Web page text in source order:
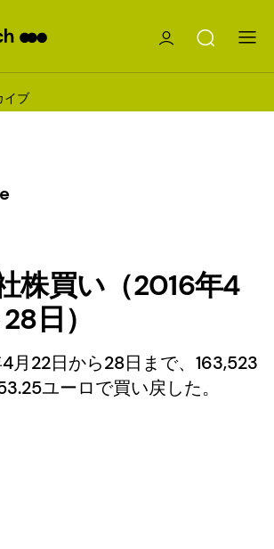
イブ
株買い（2016年4
日）
月22日から28日まで、163,523
ユーロで買い戻した。